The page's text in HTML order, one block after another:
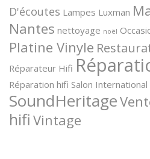
D'écoutes Lampes Luxman
Nantes nettoyage noël
Platine Vinyle
Réparateur Hifi
Réparation hifi Salon
SoundHeritage
hifi Vintage